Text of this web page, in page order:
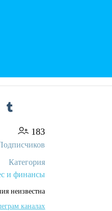
183
Категория
и финансы
неизвестна
каналах